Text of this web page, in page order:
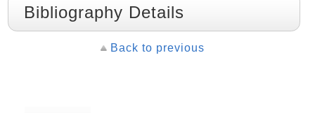
Bibliography Details
Back to previous